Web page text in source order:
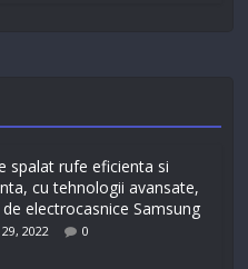
spalat rufe eficienta si
cu tehnologii avansate,
electrocasnice Samsung
2022 0